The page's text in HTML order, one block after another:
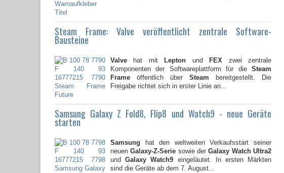
Steam Frame: Valve veröffentlicht zentrale Software-
Bausteine
Valve hat mit Lepton und FEX zwei zentrale
Komponenten der Softwareplattform für die Steam
Frame öffentlich über Steam bereitgestellt. Die
Freigabe richtet sich in erster Linie an...
Samsung Galaxy Z Fold8, Flip8 und Watch9 - neue Geräte
starten
Samsung hat den weltweiten Verkaufsstart seiner
neuenGalaxy-Z-Serie sowie der Galaxy Watch Ultra2
undGalaxy Watch9 eingeläutet. In ersten Märkten
sind die Geräte ab dem 7. August...